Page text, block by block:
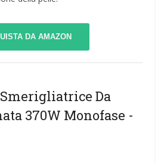
DA AMAZON
Da
370W Monofase -